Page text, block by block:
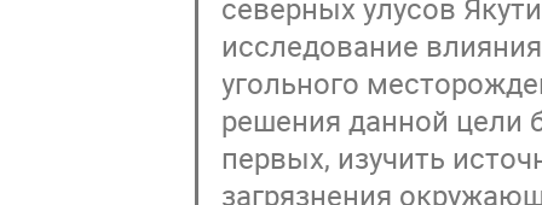
северных улусов
исследование
угольного
решения данной цели
первых, изучить
загрязнения